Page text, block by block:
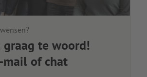
te woord!
mail of chat